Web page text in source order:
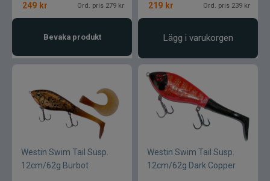
249 kr Ord. pris 279 kr
Bevaka produkt
219 kr Ord. pris 239 kr
Lägg i varukorgen
Westin Swim Tail Susp.
12cm/62g Burbot
Westin Swim Tail Susp.
12cm/62g Dark Copper